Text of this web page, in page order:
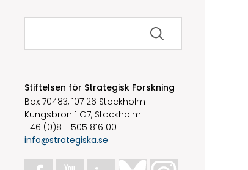
Sök
Stiftelsen för Strategisk Forskning
Box 70483, 107 26 Stockholm
Kungsbron 1 G7, Stockholm
+46 (0)8 - 505 816 00
info@strategiska.se